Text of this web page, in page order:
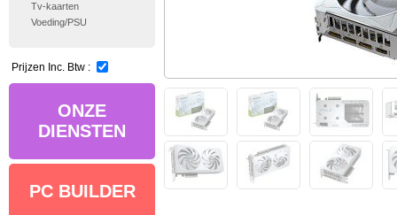
Tv-kaarten
Voeding/PSU
Prijzen Inc. Btw :
ONZE
DIENSTEN
PC BUILDER